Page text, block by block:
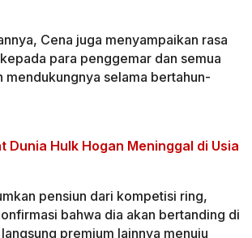
Cena juga menyampaikan rasa
para penggemar dan semua
mendukungnya selama bertahun-
Dunia Hulk Hogan Meninggal di Usia
pensiun dari kompetisi ring,
bahwa dia akan bertanding di
premium lainnya menuju